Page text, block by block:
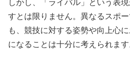
しかし、「ライバル」という表
すとは限りません。異なるスポ
も、競技に対する姿勢や向上心
になることは十分に考えられます